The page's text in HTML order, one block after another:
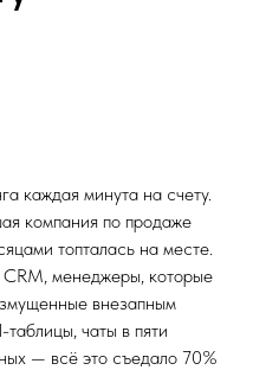
каждая минута на счету.
компания по продаже
топталась на месте.
менеджеры, которые
внезапным
чаты в пяти
— всё это съедало 70%